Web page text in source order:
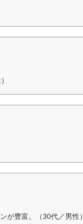
が豊富。（30代／男性）